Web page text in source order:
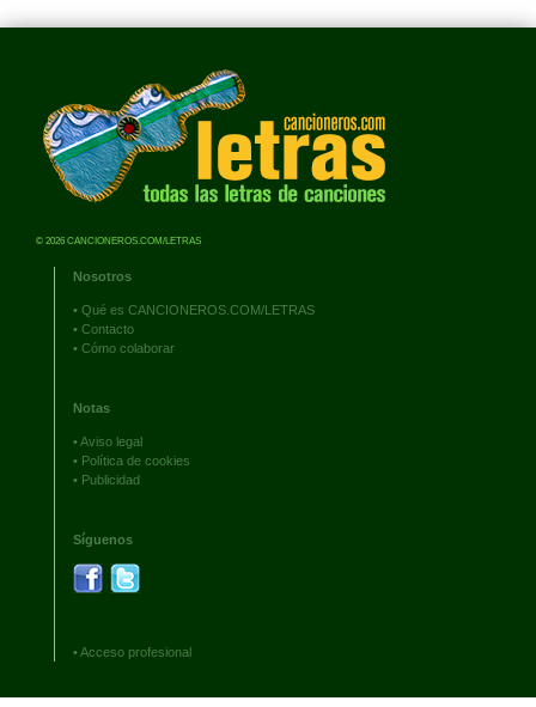
© 2026 CANCIONEROS.COM/LETRAS
Nosotros
• Qué es CANCIONEROS.COM/LETRAS
• Contacto
• Cómo colaborar
Notas
•Aviso legal
• Política de cookies
• Publicidad
Síguenos
•Acceso profesional